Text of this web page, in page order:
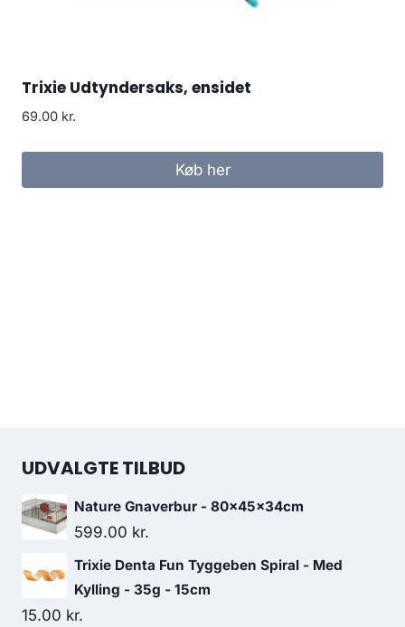
Trixie Udtyndersaks, ensidet
69.00 kr.
Køb her
UDVALGTE TILBUD
Nature Gnaverbur - 80x45x34cm
599.00 kr.
Trixie Denta Fun Tyggeben Spiral - Med
Kylling - 35g - 15cm
15.00 kr.